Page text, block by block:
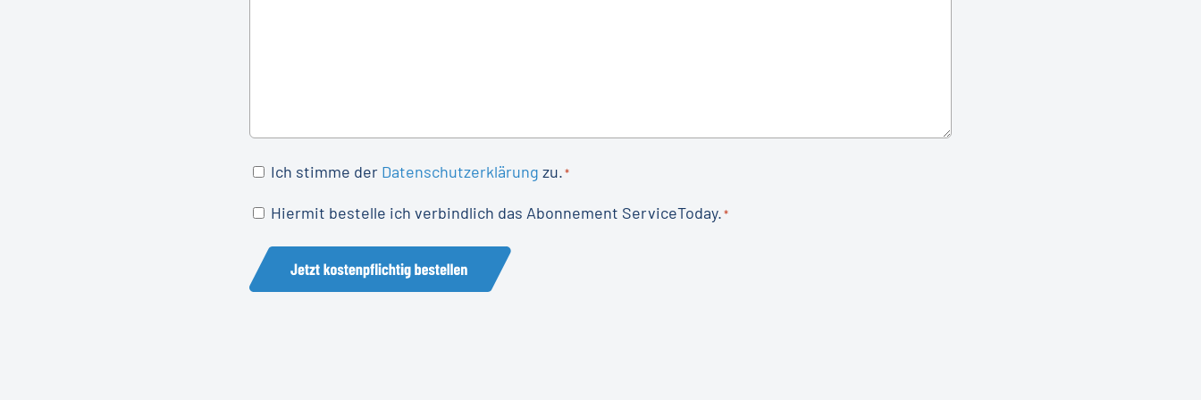
Einwilligung
Ich stimme der Datenschutzerklärung zu.*
Einwilligung
Hiermit bestelle ich verbindlich das Abonnement ServiceToday.*